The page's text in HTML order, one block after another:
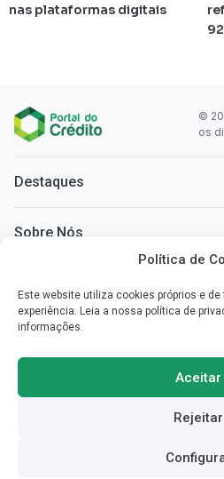
Política de
Este website utiliza cookies próprios e
experiência. Leia a nossa política de
informações.
Aceitar
Rejeitar
nas plataformas digitais
©
os
Destaques
Sobre Nós
Simplificamos a informação que